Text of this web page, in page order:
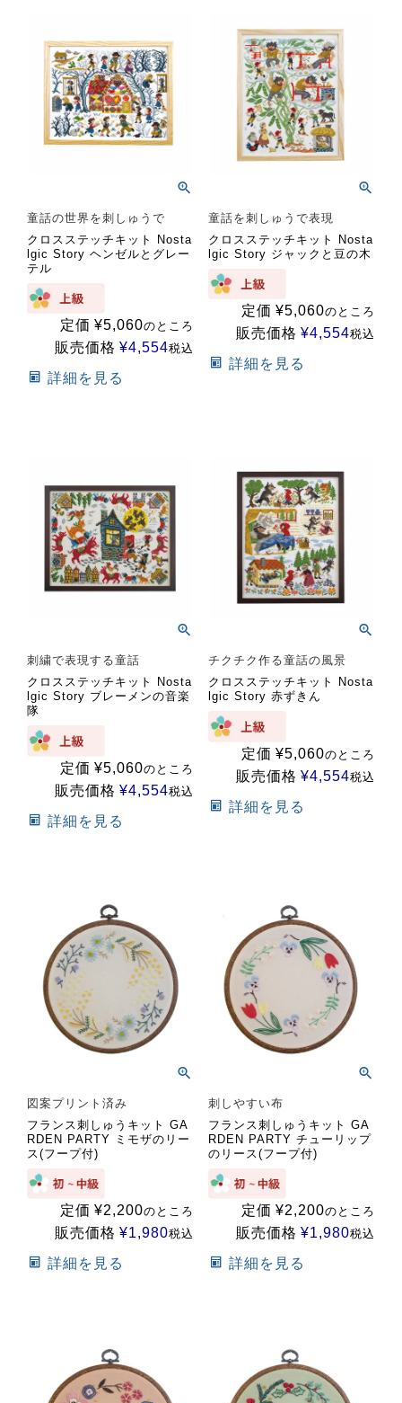
童話の世界を刺しゅうで
クロスステッチキット Nosta
lgic Story ヘンゼルとグレー
テル
定価 ¥5,060のところ
販売価格 ¥4,554税込
詳細を見る
童話を刺しゅうで表現
クロスステッチキット Nosta
lgic Story ジャックと豆の木
定価 ¥5,060のところ
販売価格 ¥4,554税込
詳細を見る
刺繍で表現する童話
クロスステッチキット Nosta
lgic Story ブレーメンの音楽
隊
定価 ¥5,060のところ
販売価格 ¥4,554税込
詳細を見る
チクチク作る童話の風景
クロスステッチキット Nosta
lgic Story 赤ずきん
定価 ¥5,060のところ
販売価格 ¥4,554税込
詳細を見る
図案プリント済み
フランス刺しゅうキット GA
RDEN PARTY ミモザのリー
ス(フープ付)
定価 ¥2,200のところ
販売価格 ¥1,980税込
詳細を見る
刺しやすい布
フランス刺しゅうキット GA
RDEN PARTY チューリップ
のリース(フープ付)
定価 ¥2,200のところ
販売価格 ¥1,980税込
詳細を見る